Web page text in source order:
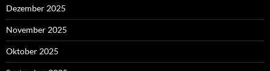
Dezember 2025
November 2025
Oktober 2025